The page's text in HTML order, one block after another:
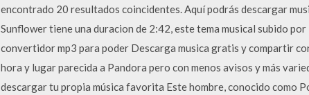
encontrado 20 resultados coincidentes. Aquí podrás descargar
Sunflower tiene una duracion de 2:42, este tema musical subido
convertidor mp3 para poder Descarga musica gratis y compartir
hora y lugar parecida a Pandora pero con menos avisos y más
descargar tu propia música favorita Este hombre, conocido como